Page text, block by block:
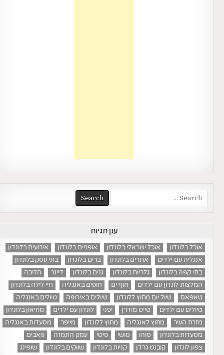
Search
ענן תגיות
אוכל בלונדון אוכל ישראלי בלונדון אופניים בלונדון
אירועים בלונדון
אנגליה עם ילדים
אתרים בלונדון ברים בלונדון
בתי עסק בלונדון
בתי קפה בלונדון
גלריות בלונדון גנים בלונדון דיינר
הליכה
המלצות לונדון עם ילדים
חוף ים חופים באנגליה
חיי לילה בלונדון
טאפאס
טיול יום מחוץ ללונדון טיולים באירופה
טיולים באנגליה
טיולים עם ילדים
טייט מודרן יפני לונדון עם ילדים
מוזיאון בלונדון
מזרח העיר
מחוץ לאנגליה מחוץ ללונדון מייפר
מסעדות באנגליה
מסעדות בלונדון
סוהו סושי סיטי עמק התמזה
פאבים
צפון לונדון
קובנט גרדן קניות בלונדון שווקים בלונדון
שופינג